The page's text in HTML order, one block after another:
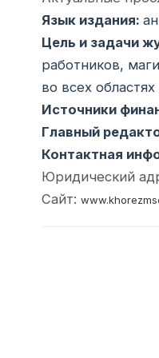
Язык издания:
Цель и задачи
работников,
во всех областях
Источники
Главный
Контактная
Юридический
Сайт: